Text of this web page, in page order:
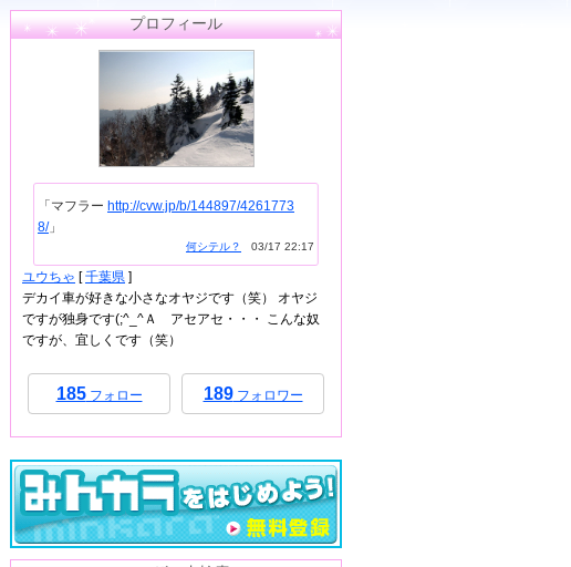
プロフィール
「マフラー http://cvw.jp/b/144897/4261773
8/」
何シテル？ 03/17 22:17
ユウちゃ [千葉県 ]
デカイ車が好きな小さなオヤジです（笑） オヤジ
ですが独身です(;^_^Ａ アセアセ・・・ こんな奴
ですが、宜しくです（笑）
185フォロー 189フォロワー